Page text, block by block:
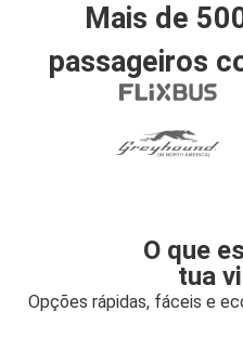
Mais de
passageiros
O que
tua
Opções rápidas, fáceis e